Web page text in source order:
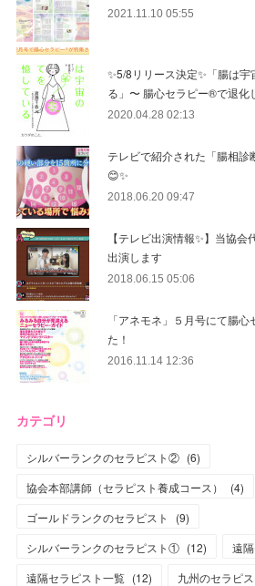
2021.11.10 05:55
✨5/8リリース決定✨「腸は
る」〜 腸心セラピー®︎で退化
2020.04.28 02:13
テレビで紹介された「腸相診
😊✨
2018.06.20 09:47
【テレビ出演情報✨】当協
出演します
2018.06.15 05:06
「アネモネ」５月号にて腸
た！
2016.11.14 12:36
カテゴリ
シルバーランクのセラピスト② (6)
協会本部講師（セラピスト養成コース）
(4)
ゴールドランクのセラピスト
(9)
シルバーランクのセラピスト① (12) 遠
遠隔セラピスト一覧 (12) 九州のセラピ